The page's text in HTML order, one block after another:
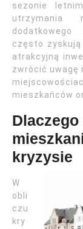
sezonie
utrzymania
często
atrakcyjną
zwrócić uwagę
mieszkańców
kryzysie
W
obli
czu
kry